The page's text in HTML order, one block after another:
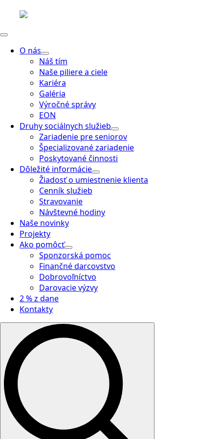
O nás
Náš tím
Naše piliere a ciele
Kariéra
Galéria
Výročné správy
EON
Druhy sociálnych služieb
Zariadenie pre seniorov
Špecializované zariadenie
Poskytované činnosti
Dôležité informácie
Žiadosť o umiestnenie klienta
Cenník služieb
Stravovanie
Návštevné hodiny
Naše novinky
Projekty
Ako pomôcť
Sponzorská pomoc
Finančné darcovstvo
Dobrovoľníctvo
Darovacie výzvy
2 % z dane
Kontakty